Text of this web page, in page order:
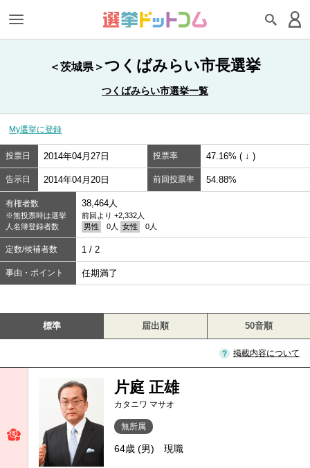
＜茨城県＞つくばみらい市長選挙
つくばみらい市選挙一覧
My選挙に登録
投票日 2014年04月27日 投票率 47.16% ( ↓ )
告示日 2014年04月20日 前回投票率 54.88%
有権者数
※無投票時は選挙
人名簿登録者数
38,464人
前回より +2,332人
男性
0人 女性 0人
定数/候補者数 1 / 2
事由・ポイント 任期満了
標準 届出順 50音順
掲載内容について
片庭 正雄
カタニワ マサオ
無所属
64歳 (男) 現職